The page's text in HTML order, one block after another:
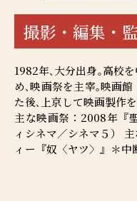
撮影・編集・
1982年､大分出身｡高校
め､映画祭を主宰｡映画
た後､上京して映画製作
主な映画祭：2008年『
ィシネマ／シネマ５）
ィー『奴〈ヤツ〉』＊中